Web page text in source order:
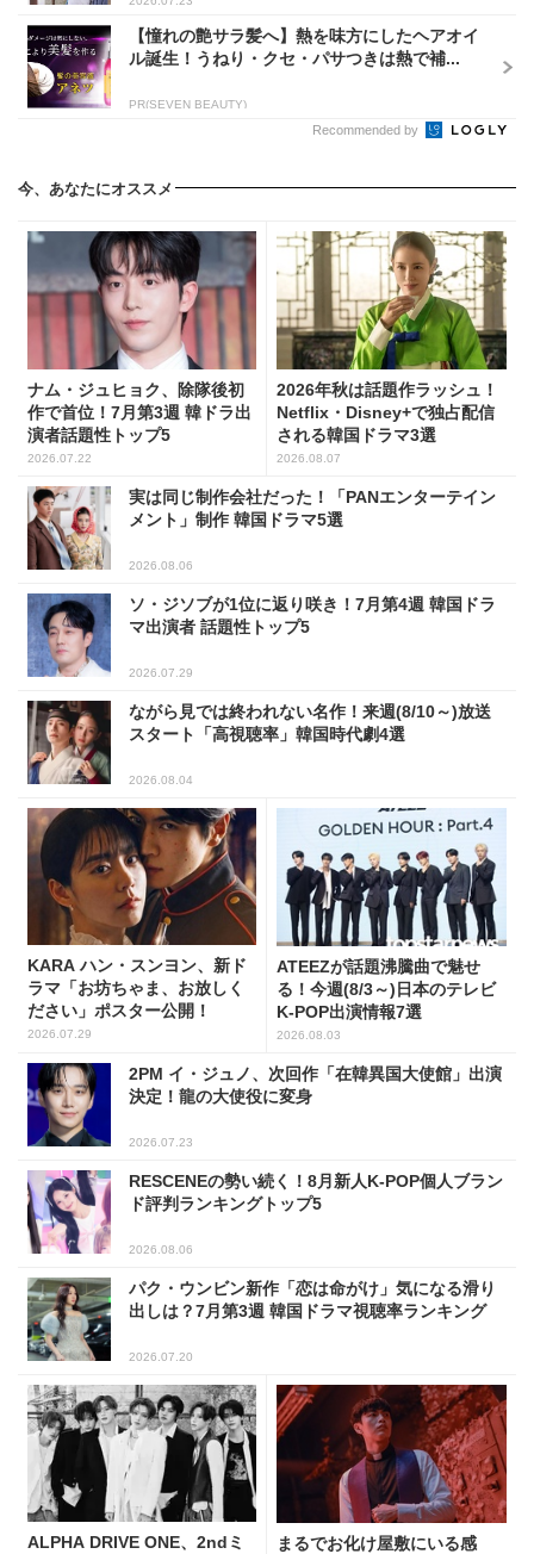
【憧れの艶サラ髪へ】熱を味方にしたヘアオイ
ル誕生！うねり・クセ・パサつきは熱で補...
PR(SEVEN BEAUTY)
Recommended by
今、あなたにオススメ
ナム・ジュヒョク、除隊後初
作で首位！7月第3週 韓ドラ出
演者話題性トップ5
2026.07.22
2026年秋は話題作ラッシュ！
Netflix・Disney+で独占配信
される韓国ドラマ3選
2026.08.07
実は同じ制作会社だった！「PANエンターテイン
メント」制作 韓国ドラマ5選
2026.08.06
ソ・ジソブが1位に返り咲き！7月第4週 韓国ドラ
マ出演者 話題性トップ5
2026.07.29
ながら見では終われない名作！来週(8/10～)放送
スタート「高視聴率」韓国時代劇4選
2026.08.04
KARA ハン・スンヨン、新ド
ラマ「お坊ちゃま、お放しく
ださい」ポスター公開！
2026.07.29
ATEEZが話題沸騰曲で魅せ
る！今週(8/3～)日本のテレビ
K-POP出演情報7選
2026.08.03
2PM イ・ジュノ、次回作「在韓異国大使館」出演
決定！龍の大使役に変身
2026.07.23
RESCENEの勢い続く！8月新人K-POP個人ブラン
ド評判ランキングトップ5
2026.08.06
パク・ウンビン新作「恋は命がけ」気になる滑り
出しは？7月第3週 韓国ドラマ視聴率ランキング
2026.07.20
ALPHA DRIVE ONE、2ndミ
まるでお化け屋敷にいる感